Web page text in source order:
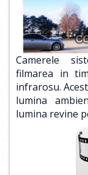
Camerele
filmarea in
infrarosu.
lumina
lumina revine